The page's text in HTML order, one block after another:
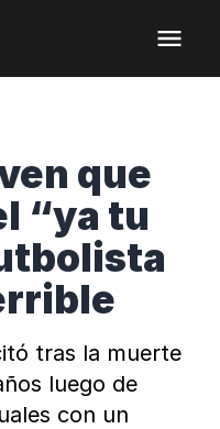
que
“ya tu
tras la muerte
luego de
con un